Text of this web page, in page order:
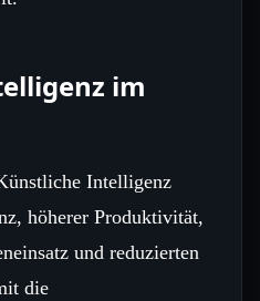
im
Intelligenz
höherer Produktivität,
und reduzierten
die